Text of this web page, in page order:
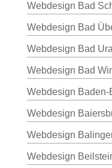
Webdesign Bad
Webdesign Bad
Webdesign Bad
Webdesign Bad
Webdesign Baden-
Webdesign
Webdesign
Webdesign